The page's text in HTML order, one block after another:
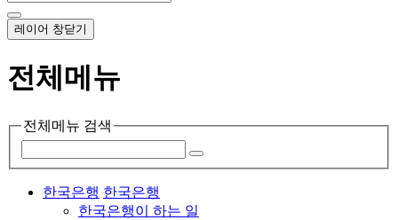
레이어 창닫기
전체메뉴
전체메뉴 검색
한국은행 한국은행
한국은행이 하는 일